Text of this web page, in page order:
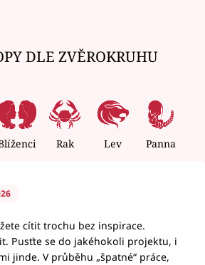
DLE ZVĚROKRUHU
Rak Lev Panna
cítit trochu bez inspirace.
Pusťte se do jakéhokoli projektu, i
jinde. V průběhu „špatné“ práce,